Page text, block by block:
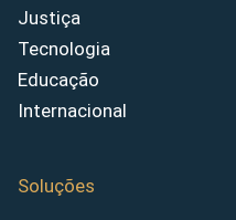
Justiça
Tecnologia
Educação
Internacional
Soluções